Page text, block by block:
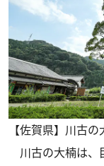
【佐賀県】川古の
川古の大楠は、